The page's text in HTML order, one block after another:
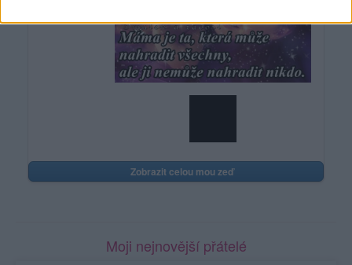
Zobrazit celou mou zeď
Moji nejnovější přátelé